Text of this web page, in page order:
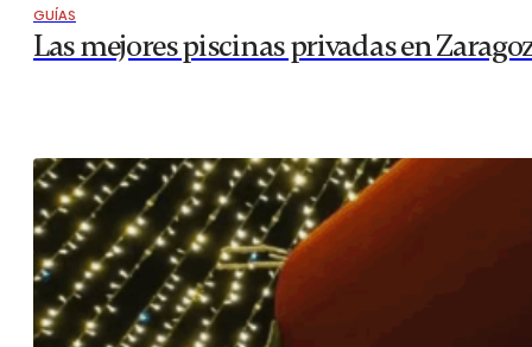
GUÍAS
Las mejores piscinas privadas en